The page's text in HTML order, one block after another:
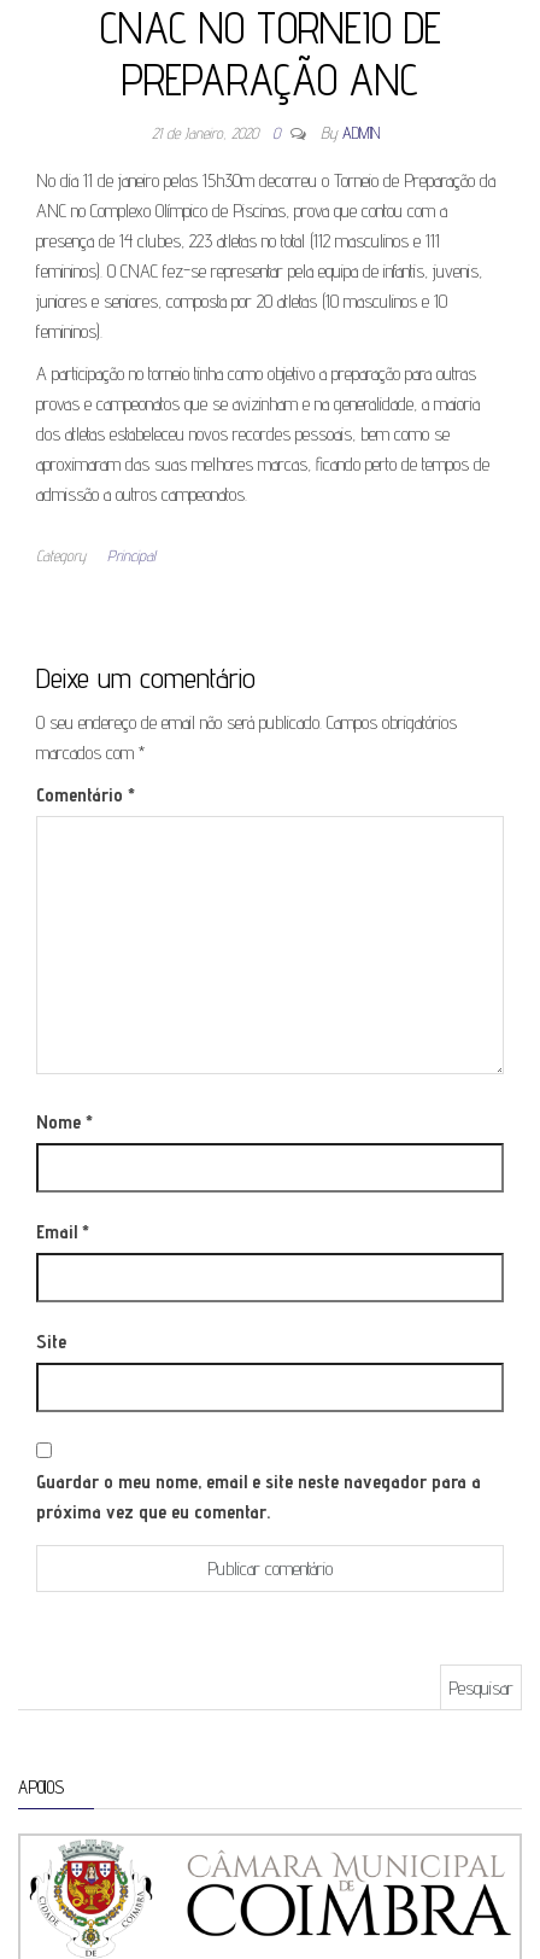
CNAC NO TORNEIO DE
PREPARAÇÃO ANC
21 de Janeiro, 2020 0 By ADMIN
No dia 11 de janeiro pelas 15h30m decorreu o Torneio de Preparação da
ANC no Complexo Olímpico de Piscinas, prova que contou com a
presença de 14 clubes, 223 atletas no total (112 masculinos e 111
femininos). O CNAC fez-se representar pela equipa de infantis, juvenis,
juniores e seniores, composta por 20 atletas (10 masculinos e 10
femininos).
A participação no torneio tinha como objetivo a preparação para outras
provas e campeonatos que se avizinham e na generalidade, a maioria
dos atletas estabeleceu novos recordes pessoais, bem como se
aproximaram das suas melhores marcas, ficando perto de tempos de
admissão a outros campeonatos.
Category Principal
Deixe um comentário
O seu endereço de email não será publicado. Campos obrigatórios
marcados com *
Comentário *
Nome *
Email *
Site
Guardar o meu nome, email e site neste navegador para a
próxima vez que eu comentar.
APOIOS